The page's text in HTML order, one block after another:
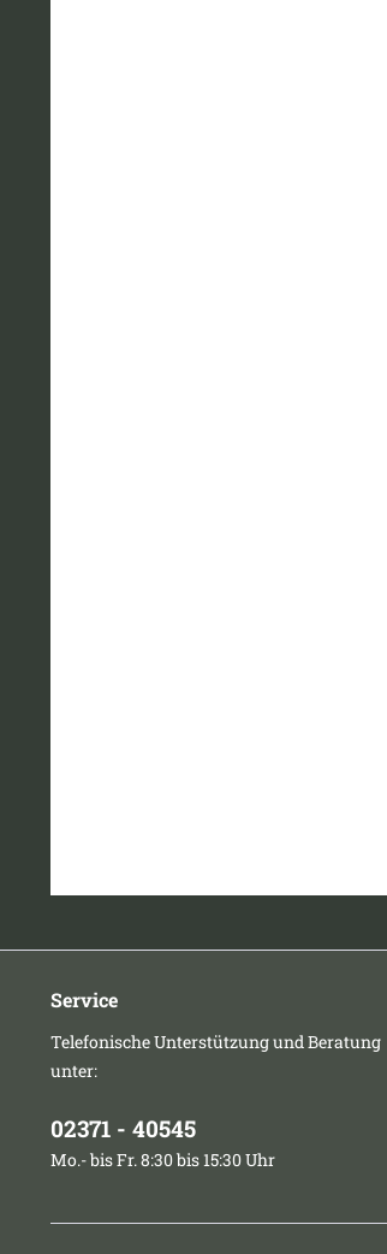
Service
Telefonische Unterstützung und Beratung
unter:
02371 - 40545
Mo.- bis Fr. 8:30 bis 15:30 Uhr